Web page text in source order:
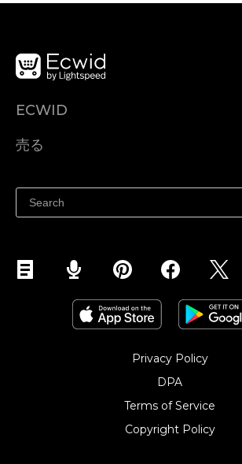
ECWID
ヘルプセンター
売る
Facebookで販売する
Instagramで販売する
Privacy Policy
DPA
Terms of Service
Copyright Policy‎